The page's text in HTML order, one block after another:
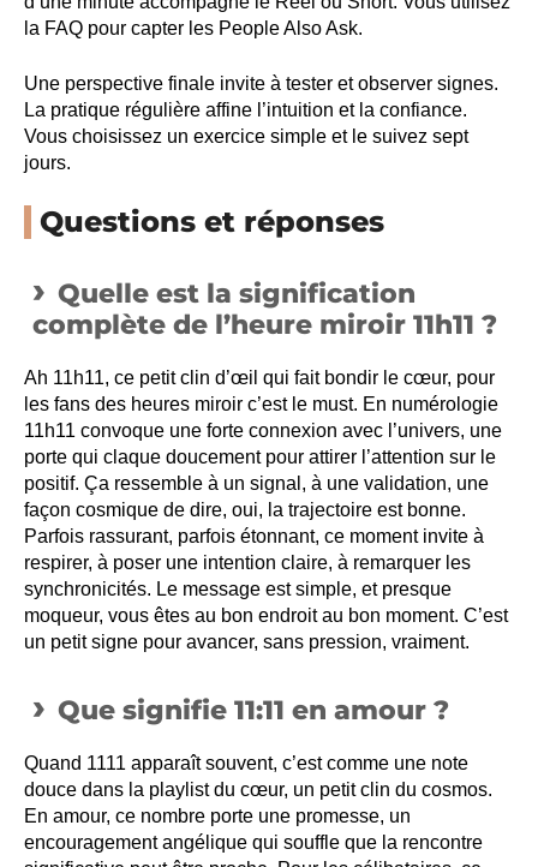
la FAQ pour capter les People Also Ask.
Une perspective finale invite à tester et observer signes.
La pratique régulière affine l’intuition et la confiance.
Vous choisissez un exercice simple et le suivez sept
jours.
Questions et réponses
Quelle est la signification
complète de l’heure miroir 11h11 ?
Ah 11h11, ce petit clin d’œil qui fait bondir le cœur, pour
les fans des heures miroir c’est le must. En numérologie
11h11 convoque une forte connexion avec l’univers, une
porte qui claque doucement pour attirer l’attention sur le
positif. Ça ressemble à un signal, à une validation, une
façon cosmique de dire, oui, la trajectoire est bonne.
Parfois rassurant, parfois étonnant, ce moment invite à
respirer, à poser une intention claire, à remarquer les
synchronicités. Le message est simple, et presque
moqueur, vous êtes au bon endroit au bon moment. C’est
un petit signe pour avancer, sans pression, vraiment.
Que signifie 11:11 en amour ?
Quand 1111 apparaît souvent, c’est comme une note
douce dans la playlist du cœur, un petit clin du cosmos.
En amour, ce nombre porte une promesse, un
encouragement angélique qui souffle que la rencontre